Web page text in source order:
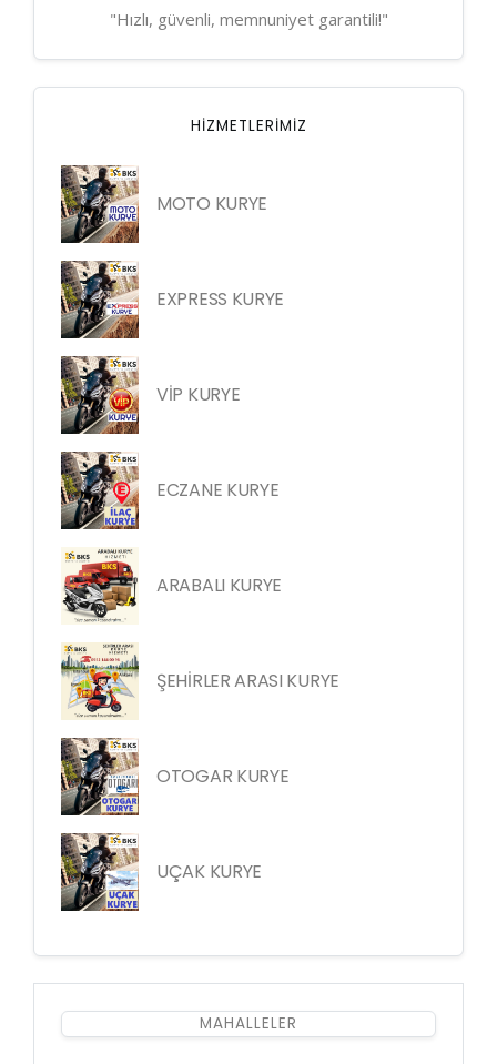
"Hızlı, güvenli, memnuniyet garantili!"
HIZMETLERIMIZ
MOTO KURYE
EXPRESS KURYE
VİP KURYE
ECZANE KURYE
ARABALI KURYE
ŞEHİRLER ARASI KURYE
OTOGAR KURYE
UÇAK KURYE
MAHALLELER